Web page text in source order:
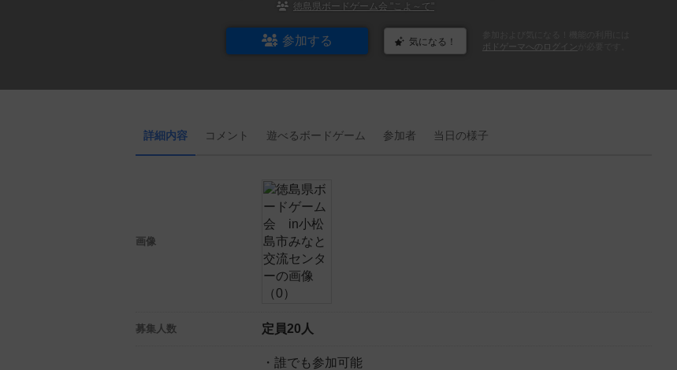
徳島県ボードゲーム会 "こよ～て"
参加する 気になる！
ボドゲーマへのログイン
詳細内容 コメント 遊べるボードゲーム 参加者 当日の様子
画像
募集人数 定員20人
・誰でも参加可能